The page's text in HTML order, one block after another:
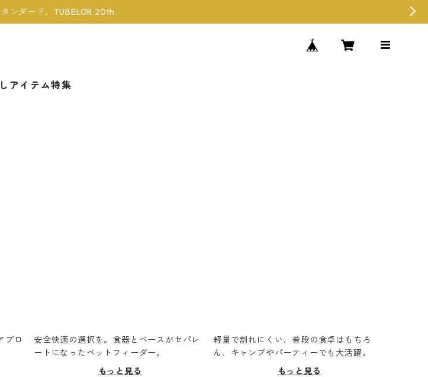
ンダード、TUBELOR 20th
アイテム特集
プロ
安全快適の選択を。食器とベースがセパレ
ートになったペットフィーダー。
もっと見る
軽量で割れにくい、普段の食卓はもちろ
ん、キャンプやパーティーでも大活躍。
もっと見る